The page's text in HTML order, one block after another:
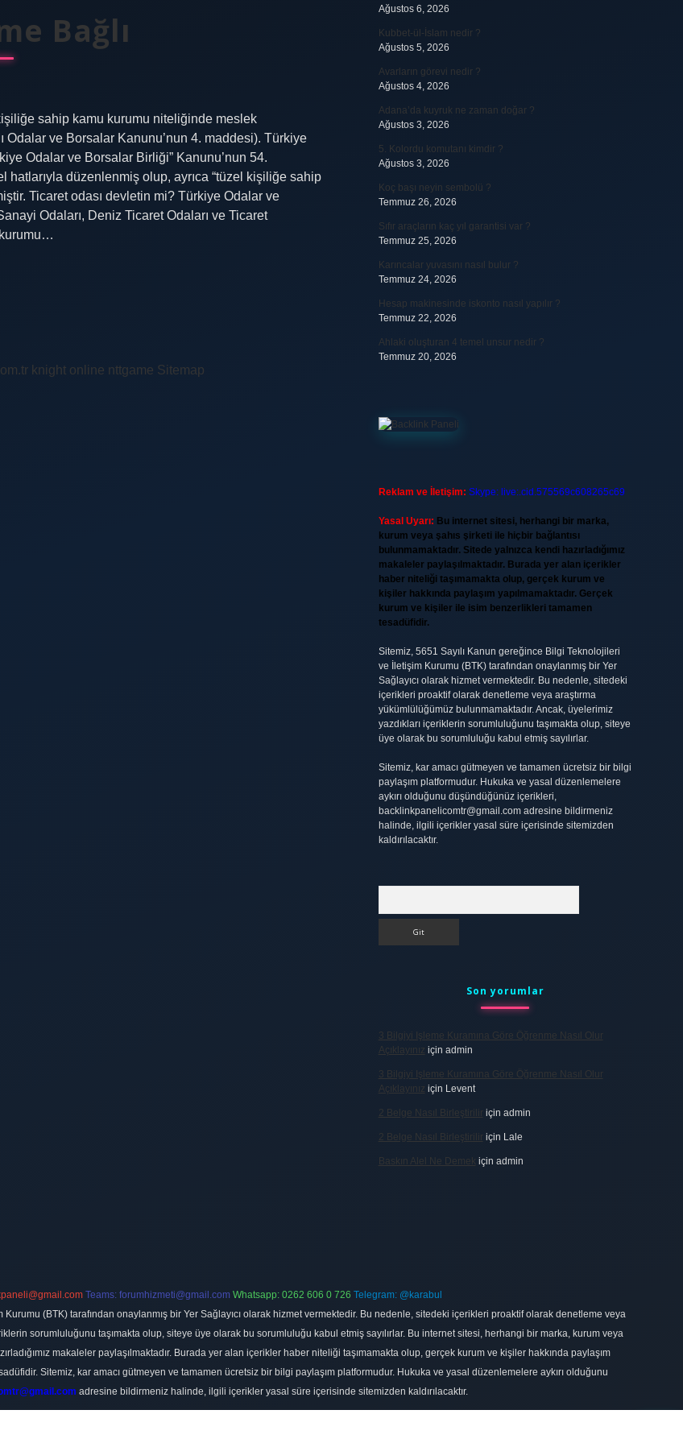
Bağlı
sahip kamu kurumu niteliğinde meslek
Odalar ve Borsalar Kanunu’nun 4. maddesi). Türkiye
Odalar ve Borsalar Birliği” Kanunu’nun 54.
düzenlenmiş olup, ayrıca “tüzel kişiliğe sahip
Ticaret odası devletin mi? Türkiye Odalar ve
Odaları, Deniz Ticaret Odaları ve Ticaret
knight online nttgame Sitemap
Ağustos 6, 2026
Kubbet-ül-İslam nedir ?
Ağustos 5, 2026
Avarların görevi nedir ?
Ağustos 4, 2026
Adana’da kuyruk ne zaman doğar ?
Ağustos 3, 2026
5. Kolordu komutanı kimdir ?
Ağustos 3, 2026
Koç başı neyin sembolü ?
Temmuz 26, 2026
Sıfır araçların kaç yıl garantisi var ?
Temmuz 25, 2026
Karıncalar yuvasını nasıl bulur ?
Temmuz 24, 2026
Hesap makinesinde iskonto nasıl yapılır ?
Temmuz 22, 2026
Ahlaki oluşturan 4 temel unsur nedir ?
Temmuz 20, 2026
Reklam ve İletişim: Skype: live:.cid.575569c608265c69
Yasal Uyarı: Bu internet sitesi, herhangi bir marka,
kurum veya şahıs şirketi ile hiçbir bağlantısı
bulunmamaktadır. Sitede yalnızca kendi hazırladığımız
makaleler paylaşılmaktadır. Burada yer alan içerikler
haber niteliği taşımamakta olup, gerçek kurum ve
kişiler hakkında paylaşım yapılmamaktadır. Gerçek
kurum ve kişiler ile isim benzerlikleri tamamen
tesadüfidir.
Sitemiz, 5651 Sayılı Kanun gereğince Bilgi Teknolojileri
ve İletişim Kurumu (BTK) tarafından onaylanmış bir Yer
Sağlayıcı olarak hizmet vermektedir. Bu nedenle, sitedeki
içerikleri proaktif olarak denetleme veya araştırma
yükümlülüğümüz bulunmamaktadır. Ancak, üyelerimiz
yazdıkları içeriklerin sorumluluğunu taşımakta olup, siteye
üye olarak bu sorumluluğu kabul etmiş sayılırlar.
Sitemiz, kar amacı gütmeyen ve tamamen ücretsiz bir bilgi
paylaşım platformudur. Hukuka ve yasal düzenlemelere
aykırı olduğunu düşündüğünüz içerikleri,
backlinkpanelicomtr@gmail.comadresine bildirmeniz
halinde, ilgili içerikler yasal süre içerisinde sitemizden
kaldırılacaktır.
Son yorumlar
3 Bilgiyi Işleme Kuramına Göre Öğrenme Nasıl Olur
Açıklayınız için admin
3 Bilgiyi Işleme Kuramına Göre Öğrenme Nasıl Olur
Açıklayınız için Levent
2 Belge Nasıl Birleştirilir için admin
2 Belge Nasıl Birleştirilir için Lale
Baskın Alel Ne Demek için admin
Teams: forumhizmeti@gmail.com Whatsapp: 0262 606 0 726 Telegram: @karabul
(BTK) tarafından onaylanmış bir Yer Sağlayıcı olarak hizmet vermektedir. Bu nedenle, sitedeki içerikleri proaktif olarak denetleme veya
sorumluluğunu taşımakta olup, siteye üye olarak bu sorumluluğu kabul etmiş sayılırlar. Bu internet sitesi, herhangi bir marka, kurum veya
makaleler paylaşılmaktadır. Burada yer alan içerikler haber niteliği taşımamakta olup, gerçek kurum ve kişiler hakkında paylaşım
Sitemiz, kar amacı gütmeyen ve tamamen ücretsiz bir bilgi paylaşım platformudur. Hukuka ve yasal düzenlemelere aykırı olduğunu
adresine bildirmeniz halinde, ilgili içerikler yasal süre içerisinde sitemizden kaldırılacaktır.